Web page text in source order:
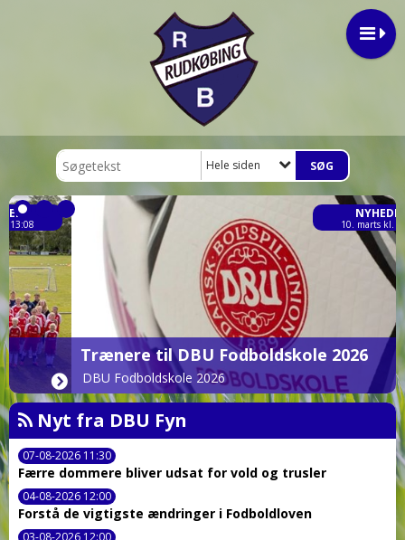
Hele siden
NYHEDER
10. marts kl. 16:30
Trænere til DBU Fodboldskole 2026
DBU Fodboldskole 2026
Nyt fra DBU Fyn
07-08-2026 11:30
Færre dommere bliver udsat for vold og trusler
04-08-2026 12:00
Forstå de vigtigste ændringer i Fodboldloven
03-08-2026 12:00